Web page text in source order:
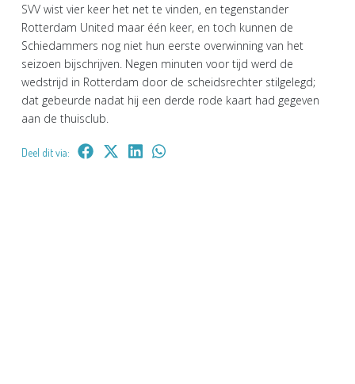
SVV wist vier keer het net te vinden, en tegenstander
Rotterdam United maar één keer, en toch kunnen de
Schiedammers nog niet hun eerste overwinning van het
seizoen bijschrijven. Negen minuten voor tijd werd de
wedstrijd in Rotterdam door de scheidsrechter stilgelegd;
dat gebeurde nadat hij een derde rode kaart had gegeven
aan de thuisclub.
Deel dit via: